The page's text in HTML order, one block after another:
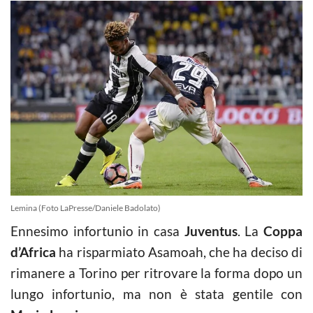
Lemina (Foto LaPresse/Daniele Badolato)
Ennesimo infortunio in casa Juventus. LaCoppa
d’Africa ha risparmiato Asamoah, che ha deciso di
rimanere a Torino per ritrovare la forma dopo un
lungo infortunio, ma non è stata gentile con